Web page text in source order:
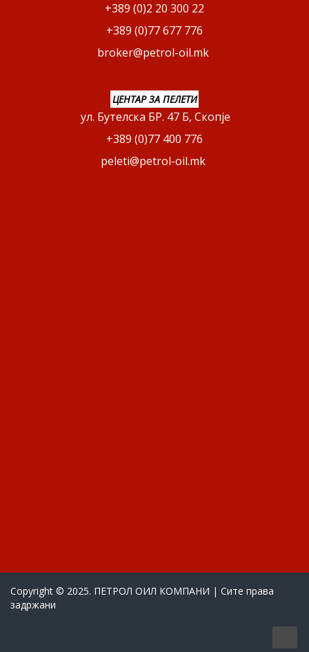
+389 (0)2 20 300 22
+389 (0)77 677 776
broker@petrol-oil.mk
ЦЕНТАР ЗА ПЕЛЕТИ
ул. Бутелска БР. 47 Б, Скопје
+389 (0)77 400 776
peleti@petrol-oil.mk
Copyright © 2025. ПЕТРОЛ ОИЛ КОМПАНИ | Сите права
задржани